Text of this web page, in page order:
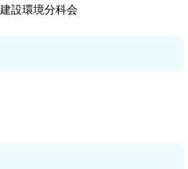
設環境分科会